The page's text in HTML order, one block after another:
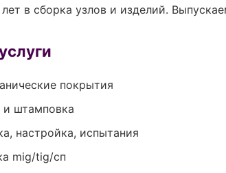
в сборка узлов и изделий.
покрытия
и штамповка
настройка, испытания
mig/tig/сп